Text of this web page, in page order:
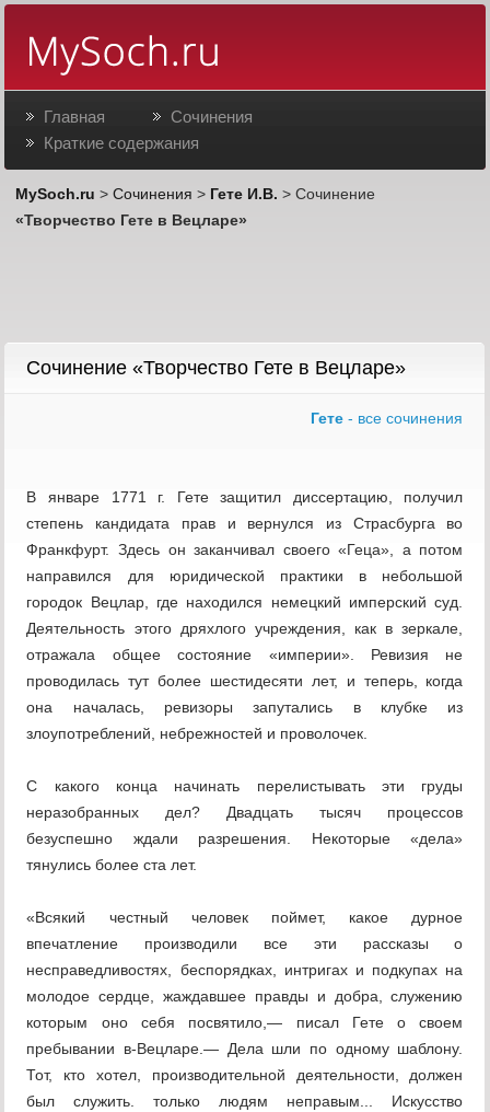
Главная
Сочинения
Краткие содержания
MySoch.ru >Сочинения > Гете И.В. > Сочинение
«Творчество Гете в Вецларе»
Сочинение «Творчество Гете в Вецларе»
Гете - все сочинения
В январе 1771 г. Гете защитил диссертацию, получил
степень кандидата прав и вернулся из Страсбурга во
Франкфурт. Здесь он заканчивал своего «Геца», а потом
направился для юридической практики в небольшой
городок Вецлар, где находился немецкий имперский суд.
Деятельность этого дряхлого учреждения, как в зеркале,
отражала общее состояние «империи». Ревизия не
проводилась тут более шестидесяти лет, и теперь, когда
она началась, ревизоры запутались в клубке из
злоупотреблений, небрежностей и проволочек.
С какого конца начинать перелистывать эти груды
неразобранных дел? Двадцать тысяч процессов
безуспешно ждали разрешения. Некоторые «дела»
тянулись более ста лет.
«Всякий честный человек поймет, какое дурное
впечатление производили все эти рассказы о
несправедливостях, беспорядках, интригах и подкупах на
молодое сердце, жаждавшее правды и добра, служению
которым оно себя посвятило,— писал Гете о своем
пребывании в-Вецларе.— Дела шли по одному шаблону.
Тот, кто хотел, производительной деятельности, должен
был служить. только людям неправым... Искусство